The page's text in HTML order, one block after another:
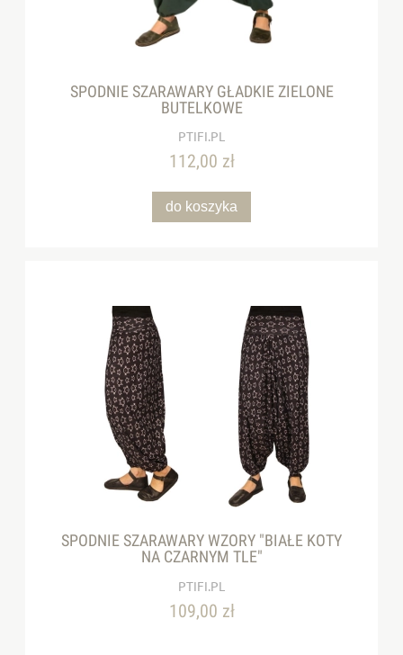
SPODNIE SZARAWARY GŁADKIE ZIELONE
BUTELKOWE
PTIFI.PL
112,00 zł
do koszyka
SPODNIE SZARAWARY WZORY "BIAŁE KOTY
NA CZARNYM TLE"
PTIFI.PL
109,00 zł